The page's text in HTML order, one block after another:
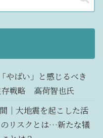
やばい」と感じるべき
存戦略 高荷智也氏
｜大地震を起こした活
リスクとは…新たな犠